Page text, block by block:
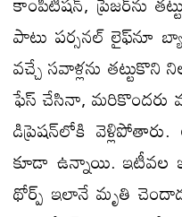
పాటు పర్సనల్ లైఫ్​నూ
వచ్చే సవాళ్లను
ఫేస్ చేసినా, మరికొందరు
డిప్రెషన్​లోకి వెళ్లిపోతారు.
కూడా ఉన్నాయి. ఇటీవల
థోర్ప్ ఇలానే మృతి